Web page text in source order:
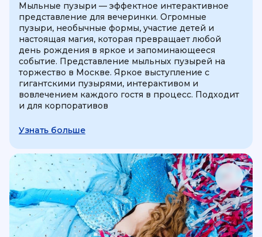
Мыльные пузыри — эффектное интерактивное
представление для вечеринки. Огромные
пузыри, необычные формы, участие детей и
настоящая магия, которая превращает любой
день рождения в яркое и запоминающееся
событие. Представление мыльных пузырей на
торжество в Москве. Яркое выступление с
гигантскими пузырями, интерактивом и
вовлечением каждого гостя в процесс. Подходит
и для корпоративов
Узнать больше